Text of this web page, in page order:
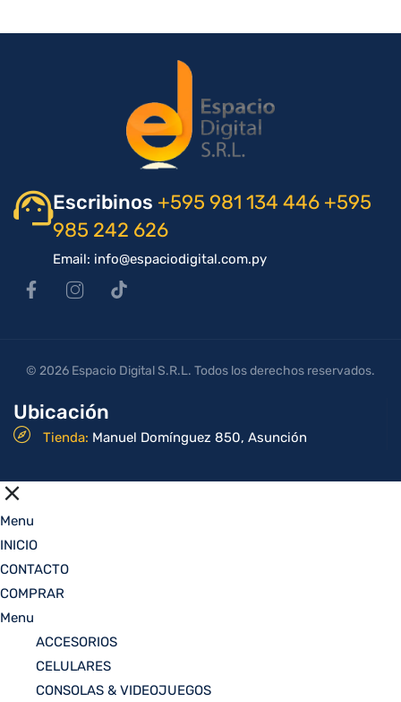
Escribinos +595 981 134 446 +595
985 242 626
Email: info@espaciodigital.com.py
Ubicación
Tienda: Manuel Domínguez 850, Asunción
© 2026 Espacio Digital S.R.L. Todos los derechos reservados.
Menu
INICIO
CONTACTO
COMPRAR
Menu
ACCESORIOS
CELULARES
CONSOLAS & VIDEOJUEGOS